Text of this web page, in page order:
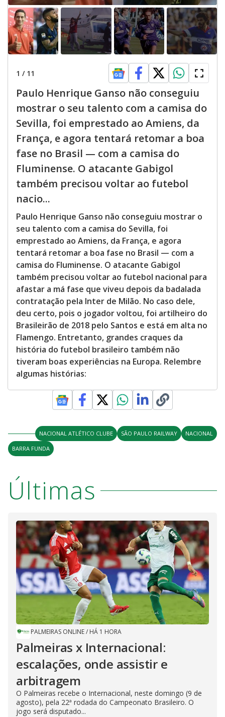
1 / 11
Paulo Henrique Ganso não conseguiu
mostrar o seu talento com a camisa do
Sevilla, foi emprestado ao Amiens, da
França, e agora tentará retomar a boa
fase no Brasil — com a camisa do
Fluminense. O atacante Gabigol
também precisou voltar ao futebol
nacio...
Paulo Henrique Ganso não conseguiu mostrar o
seu talento com a camisa do Sevilla, foi
emprestado ao Amiens, da França, e agora
tentará retomar a boa fase no Brasil — com a
camisa do Fluminense. O atacante Gabigol
também precisou voltar ao futebol nacional para
afastar a má fase que viveu depois da badalada
contratação pela Inter de Milão. No caso dele,
deu certo, pois o jogador voltou, foi artilheiro do
Brasileirão de 2018 pelo Santos e está em alta no
Flamengo. Entretanto, grandes craques da
história do futebol brasileiro também não
tiveram boas experiências na Europa. Relembre
algumas histórias:
NACIONAL ATLÉTICO CLUBE SÃO PAULO RAILWAY
NACIONAL
BARRA FUNDA
Últimas
PALMEIRAS ONLINE/ HÁ 1 HORA
Palmeiras x Internacional:
escalações, onde assistir e
arbitragem
O Palmeiras recebe o Internacional, neste domingo (9 de
agosto), pela 22ª rodada do Campeonato Brasileiro. O
jogo será disputado...